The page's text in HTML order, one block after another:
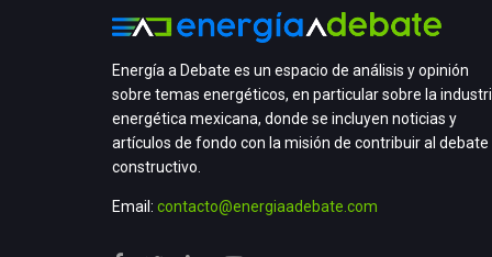
Energía a Debate es un espacio de análisis y opinión
sobre temas energéticos, en particular sobre la
energética mexicana, donde se incluyen noticias y
artículos de fondo con la misión de contribuir al debate
constructivo.
Email: contacto@energiaadebate.com